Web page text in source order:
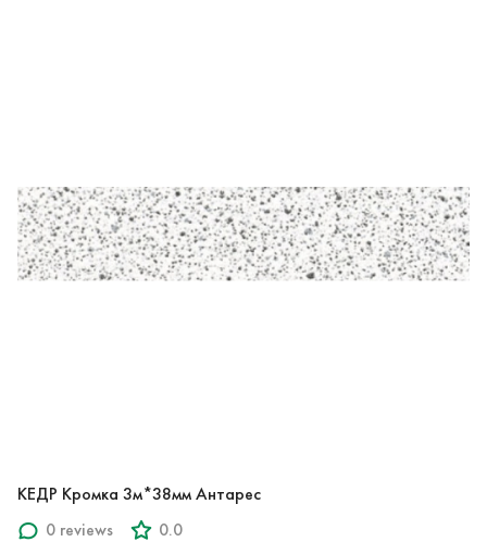
КЕДР Кромка 3м*38мм Антарес
0 reviews
0.0